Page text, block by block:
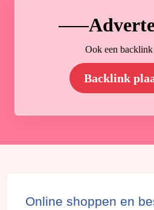
Ook een backlink
Backlink
Online shoppen en